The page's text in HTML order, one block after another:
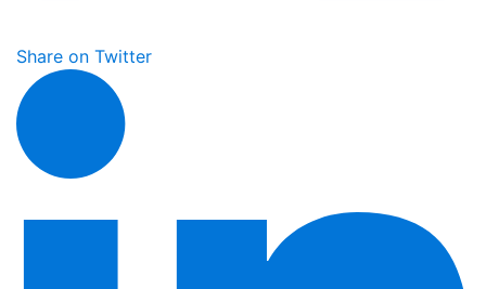
Share on Twitter